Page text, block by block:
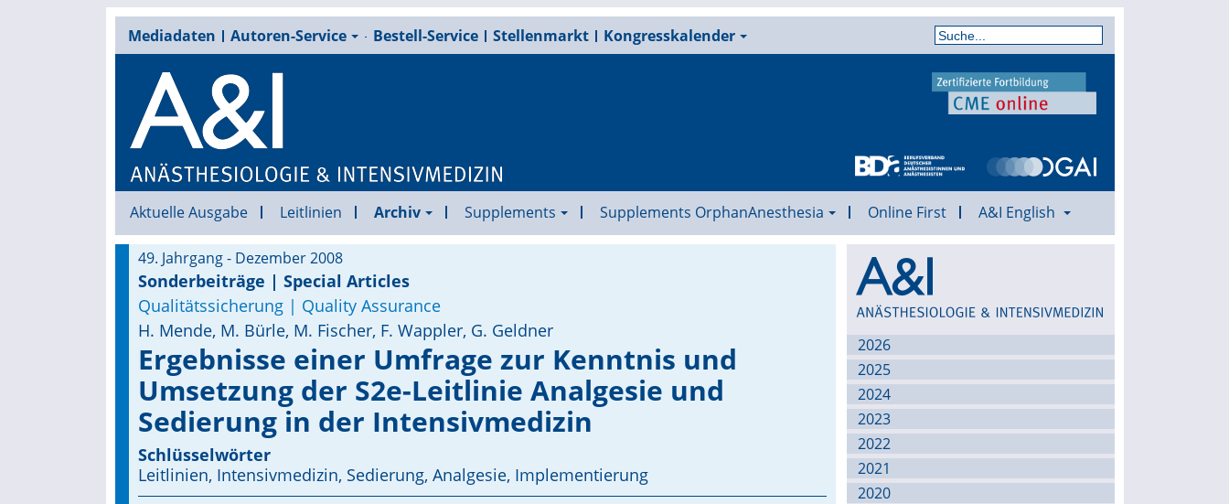
Mediadaten Autoren-Service Bestell-Service Stellenmarkt Kongresskalender
Aktuelle Ausgabe Leitlinien Archiv Supplements Supplements OrphanAnesthesia Online First A&I English
49. Jahrgang - Dezember 2008
Sonderbeiträge | Special Articles
Qualitätssicherung | Quality Assurance
H. Mende, M. Bürle, M. Fischer, F. Wappler, G. Geldner
Ergebnisse einer Umfrage zur Kenntnis und
Umsetzung der S2e-Leitlinie Analgesie und
Sedierung in der Intensivmedizin
Schlüsselwörter
Leitlinien, Intensivmedizin, Sedierung, Analgesie, Implementierung
Archiv
2026
2025
2024
2023
2022
2021
2020